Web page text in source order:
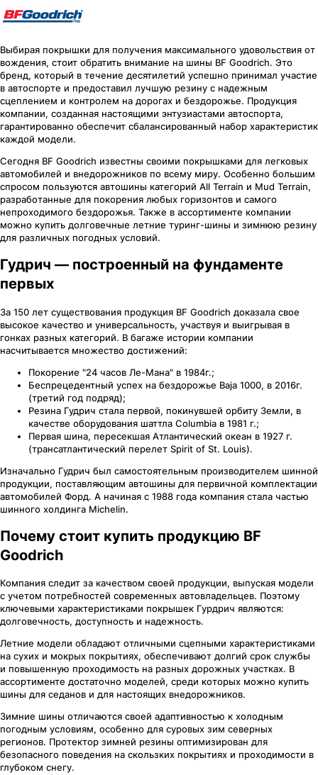
Выбирая покрышки для получения максимального удовольствия от
вождения, стоит обратить внимание на шины BF Goodrich. Это
бренд, который в течение десятилетий успешно принимал участие
в автоспорте и предоставил лучшую резину с надежным
сцеплением и контролем на дорогах и бездорожье. Продукция
компании, созданная настоящими энтузиастами автоспорта,
гарантированно обеспечит сбалансированный набор характеристик
каждой модели.
Сегодня BF Goodrich известны своими покрышками для легковых
автомобилей и внедорожников по всему миру. Особенно большим
спросом пользуются автошины категорий All Terrain и Mud Terrain,
разработанные для покорения любых горизонтов и самого
непроходимого бездорожья. Также в ассортименте компании
можно купить долговечные летние туринг-шины и зимнюю резину
для различных погодных условий.
Гудрич — построенный на фундаменте
первых
За 150 лет существования продукция BF Goodrich доказала свое
высокое качество и универсальность, участвуя и выигрывая в
гонках разных категорий. В багаже истории компании
насчитывается множество достижений:
Покорение "24 часов Ле-Мана" в 1984г.;
Беспрецедентный успех на бездорожье Baja 1000, в 2016г.
(третий год подряд);
Резина Гудрич стала первой, покинувшей орбиту Земли, в
качестве оборудования шаттла Columbia в 1981 г.;
Первая шина, пересекшая Атлантический океан в 1927 г.
(трансатлантический перелет Spirit of St. Louis).
Изначально Гудрич был самостоятельным производителем шинной
продукции, поставляющим автошины для первичной комплектации
автомобилей Форд. А начиная с 1988 года компания стала частью
шинного холдинга Michelin.
Почему стоит купить продукцию BF
Goodrich
Компания следит за качеством своей продукции, выпуская модели
с учетом потребностей современных автовладельцев. Поэтому
ключевыми характеристиками покрышек Гурдрич являются:
долговечность, доступность и надежность.
Летние модели обладают отличными сцепными характеристиками
на сухих и мокрых покрытиях, обеспечивают долгий срок службы
и повышенную проходимость на разных дорожных участках. В
ассортименте достаточно моделей, среди которых можно купить
шины для седанов и для настоящих внедорожников.
Зимние шины отличаются своей адаптивностью к холодным
погодным условиям, особенно для суровых зим северных
регионов. Протектор зимней резины оптимизирован для
безопасного поведения на скользких покрытиях и проходимости в
глубоком снегу.